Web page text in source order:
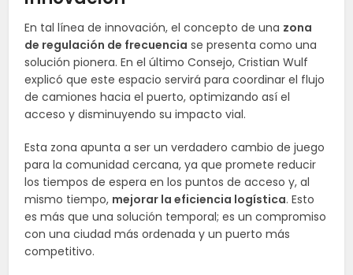
En tal línea de innovación, el concepto de una zona
de regulación de frecuencia se presenta como una
solución pionera. En el último Consejo, Cristian Wulf
explicó que este espacio servirá para coordinar el flujo
de camiones hacia el puerto, optimizando así el
acceso y disminuyendo su impacto vial.
Esta zona apunta a ser un verdadero cambio de juego
para la comunidad cercana, ya que promete reducir
los tiempos de espera en los puntos de acceso y, al
mismo tiempo, mejorar la eficiencia logística. Esto
es más que una solución temporal; es un compromiso
con una ciudad más ordenada y un puerto más
competitivo.